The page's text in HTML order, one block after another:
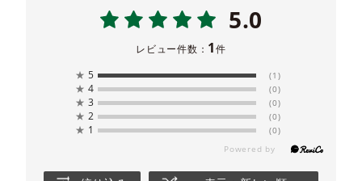
5.0
レビュー件数： 1件
★ 5 (1)
★ 4 (0)
★ 3 (0)
★ 2 (0)
★ 1 (0)